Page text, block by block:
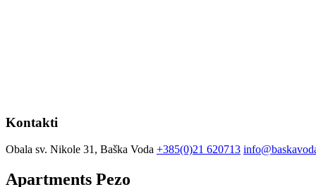
Kontakti
Obala sv. Nikole 31, Baška Voda +385(0)21 620713
Apartments Pezo